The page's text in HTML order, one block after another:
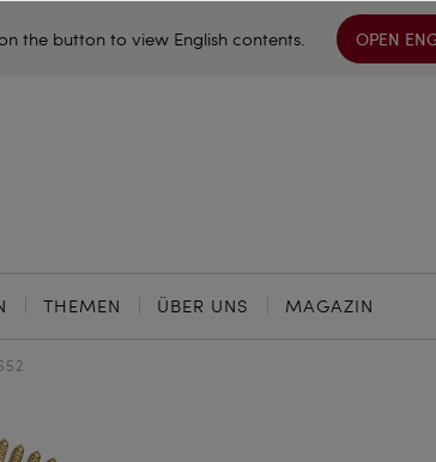
the button to view English contents. OPEN
THEMEN ÜBER UNS MAGAZIN